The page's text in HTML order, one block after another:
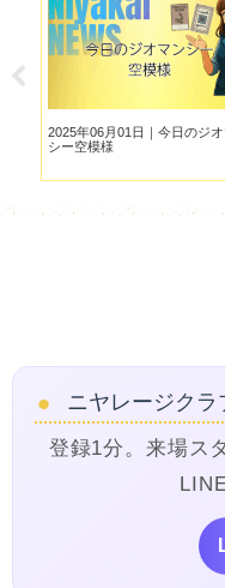
2025年06月01日｜今日のジ
シー空模様
ニヤレージクラ
登録1分。来場ス